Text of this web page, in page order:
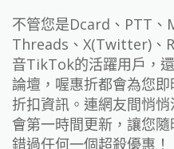
不管您是Dcard、PTT
Threads、X(Twitter)、
音TikTok的活躍用戶，
論壇，喔惠折都會為您
折扣資訊。連網友間悄
會第一時間更新，讓您
錯過任何一個超殺優惠！